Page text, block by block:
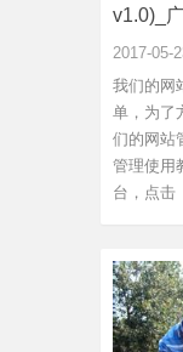
v1.0)_
2017-05-
我们的网
单，为了
们的网站
管理使用
台，点击